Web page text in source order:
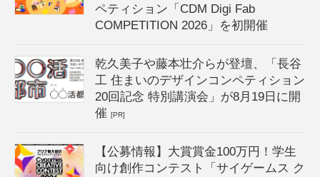
ペティション「CDM Digi Fab
COMPETITION 2026」を初開催
乾久美子や藤本壮介らが登壇、「長谷
工 住まいのデザインコンペティション
20回記念 特別講演会」が8月19日に開
催[PR]
【公募情報】大賞賞金100万円！学生
向け創作コンテスト「サイゲームス ク